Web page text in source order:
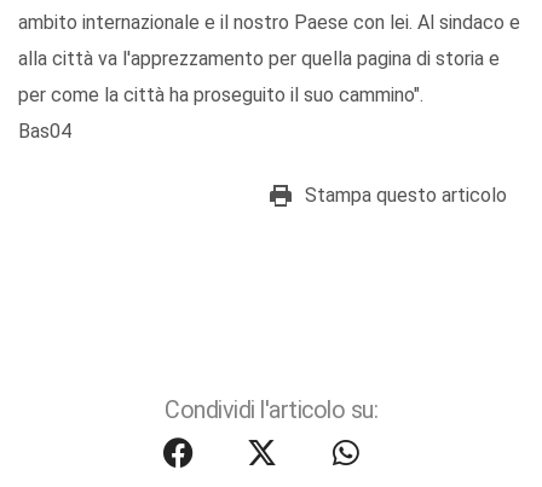
ambito internazionale e il nostro Paese con lei. Al sindaco e
alla città va l'apprezzamento per quella pagina di storia e
per come la città ha proseguito il suo cammino".
Bas04
Stampa questo articolo
Condividi l'articolo su: